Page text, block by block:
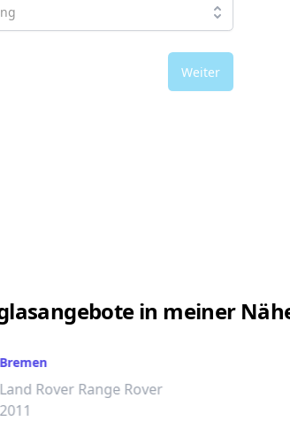
Weiter
in meiner
Bremen
Land Rover Range Rover
2011